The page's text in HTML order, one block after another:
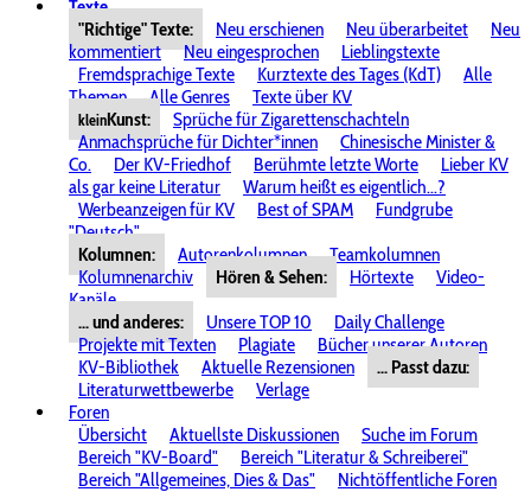
Texte
"Richtige" Texte:
Neu erschienen Neu überarbeitet
Neu
kommentiert
Neu eingesprochen
Lieblingstexte
Fremdsprachige Texte
Kurztexte des Tages (KdT)
Alle
Themen
Alle Genres Texte über KV
kleinKunst:
Sprüche für Zigarettenschachteln
Anmachsprüche für Dichter*innen
Chinesische Minister &
Co.
Der KV-Friedhof Berühmte letzte Worte
Lieber KV
als gar keine Literatur
Warum heißt es eigentlich...?
Werbeanzeigen für KV
Best of SPAM
Fundgrube
"Deutsch"
Kolumnen:
Autorenkolumnen
Teamkolumnen
Kolumnenarchiv
Hören & Sehen: Hörtexte
Video-
Kanäle
... und anderes:
Unsere TOP 10
Daily Challenge
Projekte mit Texten
Plagiate
Bücher unserer Autoren
KV-Bibliothek
Aktuelle Rezensionen
... Passt dazu:
Literaturwettbewerbe
Verlage
Foren
Übersicht
Aktuellste Diskussionen
Suche im Forum
Bereich "KV-Board"
Bereich "Literatur & Schreiberei"
Bereich "Allgemeines, Dies & Das"
Nichtöffentliche Foren